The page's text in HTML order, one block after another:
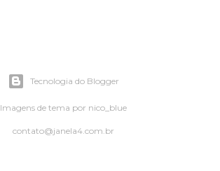
Tecnologia do Blogger
Imagens de tema por nico_blue
contato@janela4.com.br